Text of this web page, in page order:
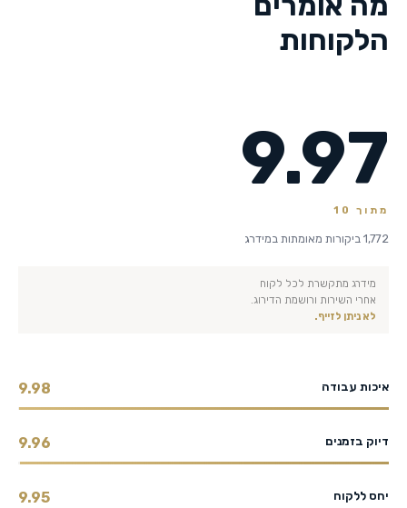
הלקוחות
9.97
מתוך 10
1,772 ביקורות מאומתות במידרג
מידרג מתקשרת לכל לקוח
אחרי השירות ורושמת הדירוג.
לא ניתן לזייף.
איכות עבודה 9.98
דיוק בזמנים 9.96
יחס ללקוח 9.95